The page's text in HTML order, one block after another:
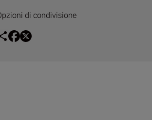
di condivisione